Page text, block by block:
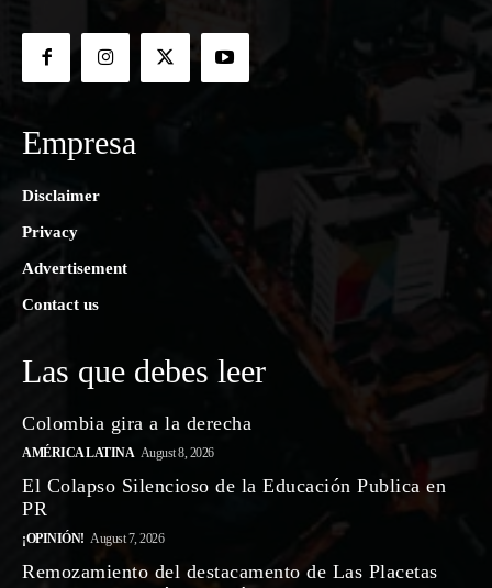
Empresa
Disclaimer
Privacy
Advertisement
Contact us
Las que debes leer
Colombia gira a la derecha
AMÉRICA LATINA August 8, 2026
El Colapso Silencioso de la Educación Publica en
PR
¡OPINIÓN! August 7, 2026
Remozamiento del destacamento de Las Placetas